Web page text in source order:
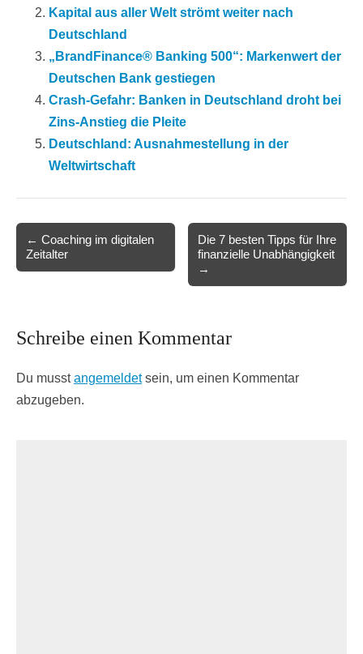
Kapital aus aller Welt strömt weiter nach
Deutschland
„BrandFinance® Banking 500“: Markenwert der
Deutschen Bank gestiegen
Crash-Gefahr: Banken in Deutschland droht bei
Zins-Anstieg die Pleite
Deutschland: Ausnahmestellung in der
Weltwirtschaft
Post
navigation
← Coaching im digitalen
Zeitalter
Die 7 besten Tipps für Ihre
finanzielle Unabhängigkeit
→
Schreibe einen Kommentar
Du musstangemeldetsein, um einen Kommentar
abzugeben.